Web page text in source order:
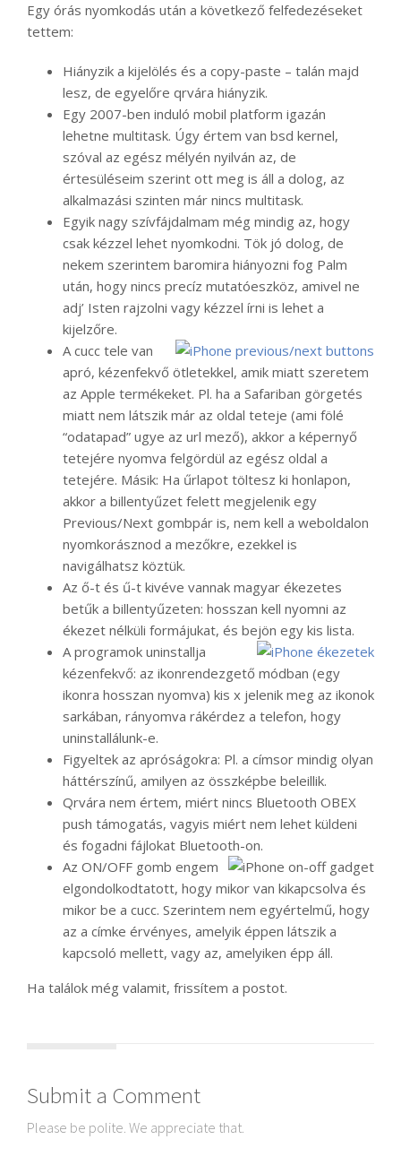
Egy órás nyomkodás után a következő felfedezéseket
tettem:
Hiányzik a kijelölés és a copy-paste – talán majd
lesz, de egyelőre qrvára hiányzik.
Egy 2007-ben induló mobil platform igazán
lehetne multitask. Úgy értem van bsd kernel,
szóval az egész mélyén nyilván az, de
értesüléseim szerint ott meg is áll a dolog, az
alkalmazási szinten már nincs multitask.
Egyik nagy szívfájdalmam még mindig az, hogy
csak kézzel lehet nyomkodni. Tök jó dolog, de
nekem szerintem baromira hiányozni fog Palm
után, hogy nincs precíz mutatóeszköz, amivel ne
adj’ Isten rajzolni vagy kézzel írni is lehet a
kijelzőre.
A cucc tele van
apró, kézenfekvő ötletekkel, amik miatt szeretem
az Apple termékeket. Pl. ha a Safariban görgetés
miatt nem látszik már az oldal teteje (ami fölé
“odatapad” ugye az url mező), akkor a képernyő
tetejére nyomva felgördül az egész oldal a
tetejére. Másik: Ha űrlapot töltesz ki honlapon,
akkor a billentyűzet felett megjelenik egy
Previous/Next gombpár is, nem kell a weboldalon
nyomkorásznod a mezőkre, ezekkel is
navigálhatsz köztük.
Az ő-t és ű-t kivéve vannak magyar ékezetes
betűk a billentyűzeten: hosszan kell nyomni az
ékezet nélküli formájukat, és bejön egy kis lista.
A programok uninstallja
kézenfekvő: az ikonrendezgető módban (egy
ikonra hosszan nyomva) kis x jelenik meg az ikonok
sarkában, rányomva rákérdez a telefon, hogy
uninstallálunk-e.
Figyeltek az apróságokra: Pl. a címsor mindig olyan
háttérszínű, amilyen az összképbe beleillik.
Qrvára nem értem, miért nincs Bluetooth OBEX
push támogatás, vagyis miért nem lehet küldeni
és fogadni fájlokat Bluetooth-on.
Az ON/OFF gomb engem
elgondolkodtatott, hogy mikor van kikapcsolva és
mikor be a cucc. Szerintem nem egyértelmű, hogy
az a címke érvényes, amelyik éppen látszik a
kapcsoló mellett, vagy az, amelyiken épp áll.
Ha találok még valamit, frissítem a postot.
Submit a Comment
Please be polite. We appreciate that.